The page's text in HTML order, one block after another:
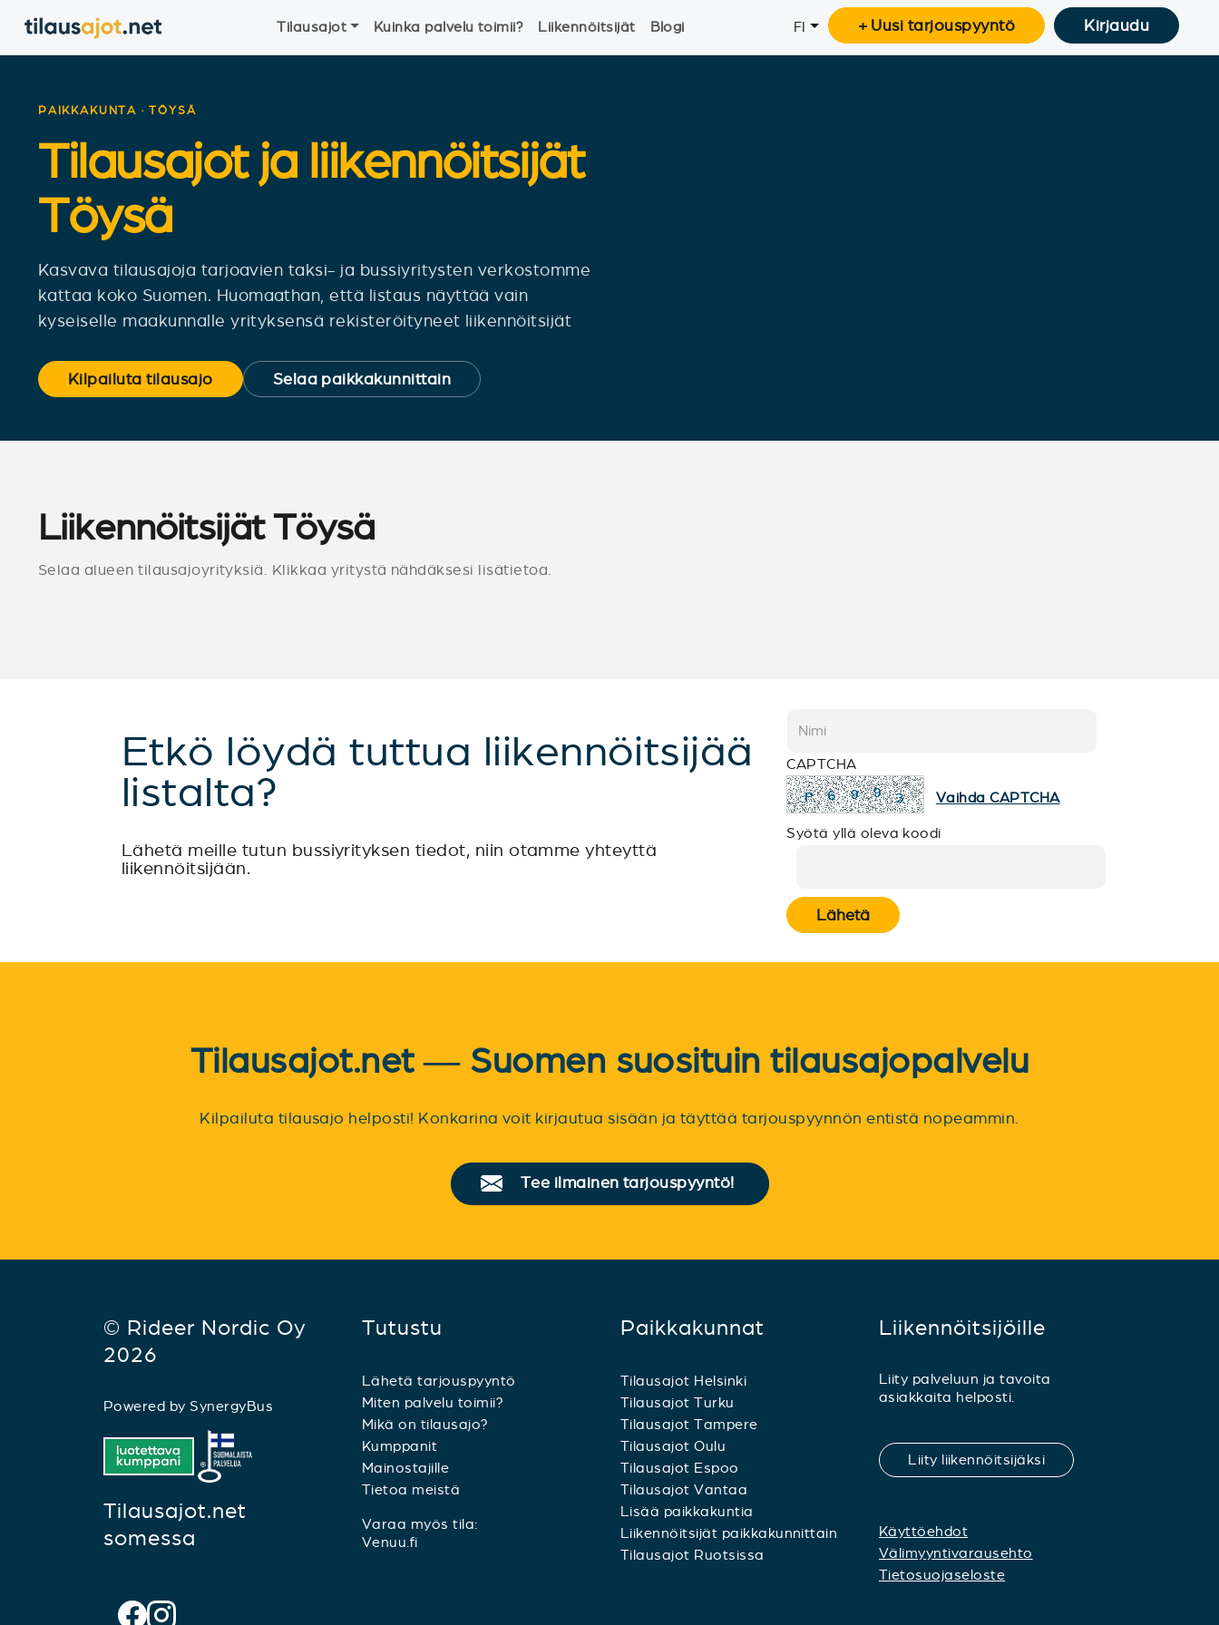
Tilausajot Kuinka palvelu toimii? Liikennöitsijät Blogi FI + Uusi tarjouspyyntö Kirjaudu
PAIKKAKUNTA · TÖYSÄ
Tilausajot ja liikennöitsijät
Töysä
Kasvava tilausajoja tarjoavien taksi- ja bussiyritysten verkostomme
kattaa koko Suomen. Huomaathan, että listaus näyttää vain
kyseiselle maakunnalle yrityksensä rekisteröityneet liikennöitsijät
Kilpailuta tilausajo Selaa paikkakunnittain
Liikennöitsijät Töysä
Selaa alueen tilausajoyrityksiä. Klikkaa yritystä nähdäksesi lisätietoa.
Etkö löydä tuttua liikennöitsijää
listalta?
Lähetä meille tutun bussiyrityksen tiedot, niin otamme yhteyttä
liikennöitsijään.
CAPTCHA
Vaihda CAPTCHA
Syötä yllä oleva koodi
Lähetä
Tilausajot.net — Suomen suosituin tilausajopalvelu
Kilpailuta tilausajo helposti! Konkarina voit kirjautua sisään ja täyttää tarjouspyynnön entistä nopeammin.
Tee ilmainen tarjouspyyntö!
© Rideer Nordic Oy
2026
Powered by SynergyBus
Tilausajot.net
somessa
Tutustu
Lähetä tarjouspyyntö
Miten palvelu toimii?
Mikä on tilausajo?
Kumppanit
Mainostajille
Tietoa meistä
Varaa myös tila:
Venuu.fi
Paikkakunnat
Tilausajot Helsinki
Tilausajot Turku
Tilausajot Tampere
Tilausajot Oulu
Tilausajot Espoo
Tilausajot Vantaa
Lisää paikkakuntia
Liikennöitsijät paikkakunnittain
Tilausajot Ruotsissa
Liikennöitsijöille
Liity palveluun ja tavoita
asiakkaita helposti.
Liity liikennöitsijäksi
Käyttöehdot
Välimyyntivarausehto
Tietosuojaseloste